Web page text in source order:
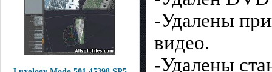
-Удалены
видео.
-Удалены